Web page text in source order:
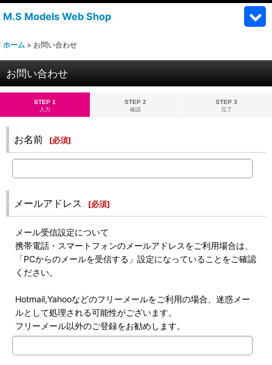
M.S Models Web Shop
ホーム > お問い合わせ
お問い合わせ
STEP 1
入力
STEP 2
確認
STEP 3
完了
お名前 [必須]
メールアドレス [必須]
メール受信設定について
携帯電話・スマートフォンのメールアドレスをご利用場合は、
「PCからのメールを受信する」設定になっていることをご確認
ください。
Hotmail,Yahooなどのフリーメールをご利用の場合、迷惑メー
ルとして処理される可能性がございます。
フリーメール以外のご登録をお勧めします。